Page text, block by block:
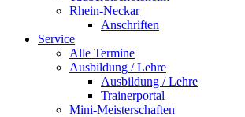
Rhein-Neckar
Anschriften
Service
Alle Termine
Ausbildung / Lehre
Ausbildung / Lehre
Trainerportal
Mini-Meisterschaften